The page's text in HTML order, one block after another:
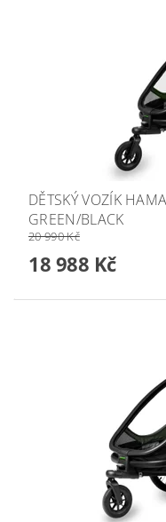
DĚTSKÝ VOZÍK
GREEN/BLACK
20 990 Kč
18 988 Kč